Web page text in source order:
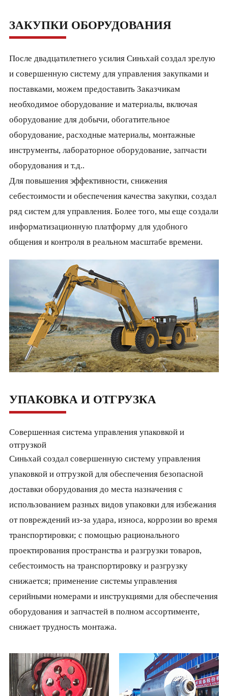
ЗАКУПКИ ОБОРУДОВАНИЯ
После двадцатилетнего усилия Синьхай создал зрелую
и совершенную систему для управления закупками и
поставками, можем предоставить Заказчикам
необходимое оборудование и материалы, включая
оборудование для добычи, обогатительное
оборудование, расходные материалы, монтажные
инструменты, лабораторное оборудование, запчасти
оборудования и т.д..
Для повышения эффективности, снижения
себестоимости и обеспечения качества закупки, создал
ряд систем для управления. Более того, мы еще создали
информатизационную платформу для удобного
общения и контроля в реальном масштабе времени.
УПАКОВКА И ОТГРУЗКА
Совершенная система управления упаковкой и
отгрузкой
Синьхай создал совершенную систему управления
упаковкой и отгрузкой для обеспечения безопасной
доставки оборудования до места назначения с
использованием разных видов упаковки для избежания
от повреждений из-за удара, износа, коррозии во время
транспортировки; с помощью рационального
проектирования пространства и разгрузки товаров,
себестоимость на транспортировку и разгрузку
снижается; применение системы управления
серийными номерами и инструкциями для обеспечения
оборудования и запчастей в полном ассортименте,
снижает трудность монтажа.